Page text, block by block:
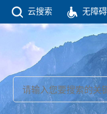
云搜索 无障碍
公开公平 友善
新闻
政务要闻
部门信息